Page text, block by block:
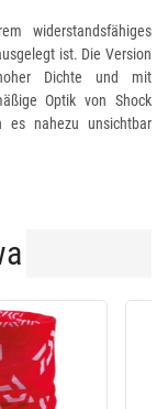
widerstandsfähiges
ist. Die Version
Dichte und mit
Optik von Shock
es nahezu unsichtbar